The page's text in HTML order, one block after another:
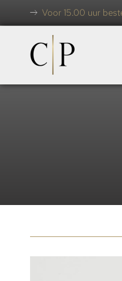
Voor 15.00 uur